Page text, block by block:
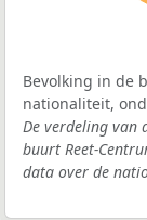
Bevolking in de
nationaliteit,
De verdeling van
buurt Reet-
data over de